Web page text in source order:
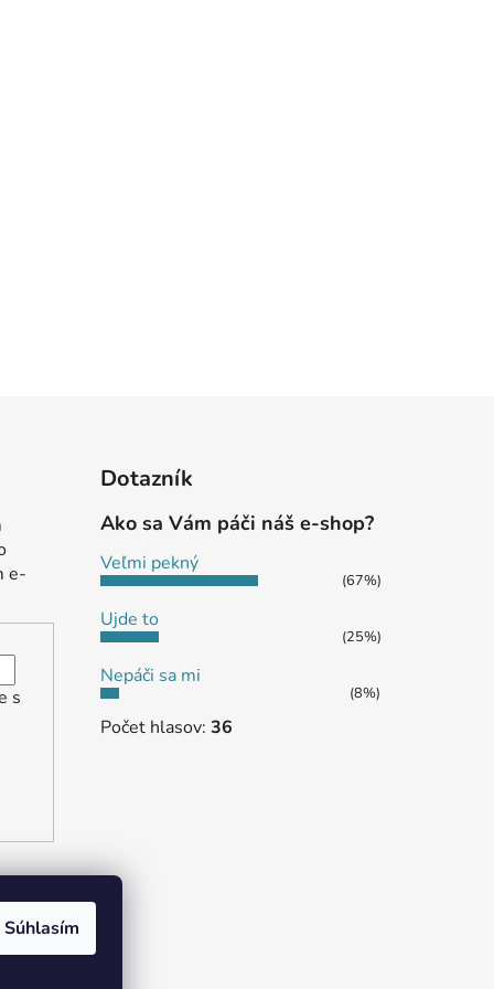
Súhlasím
e-
s
Dotazník
Ako sa Vám páči náš e-shop?
Veľmi pekný
(67%)
Ujde to
(25%)
Nepáči sa mi
(8%)
Počet hlasov: 36